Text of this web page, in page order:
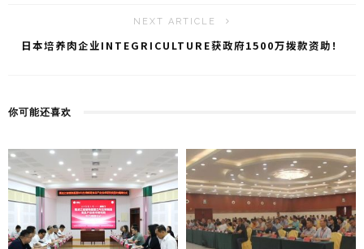
NEXT ARTICLE
日本培养肉企业INTEGRICULTURE获政府1500万拨款资助！
你可能还喜欢